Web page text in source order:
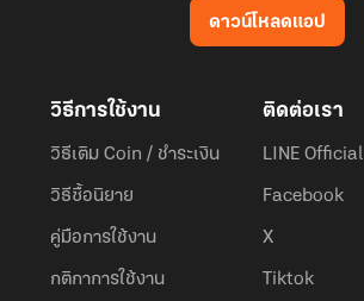
ดาวน์โหลดแอป
วิธีการใช้งาน
วิธีเติม Coin / ชำระเงิน
วิธีซื้อนิยาย
คู่มือการใช้งาน
กติกาการใช้งาน
ติดต่อเรา
LINE Official
Facebook
X
Tiktok